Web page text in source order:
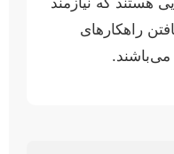
هستند که نیازمند
راهکارهای